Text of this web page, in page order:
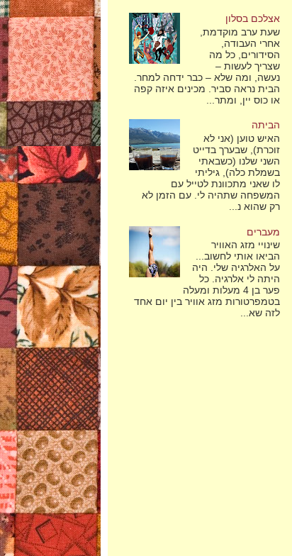
אצלכם בסלון
שעת ערב מוקדמת,
אחרי העבודה,
הסידורים, כל מה
שצריך לעשות –
נעשה, ומה שלא – כבר ידחה למחר.
הבית נראה סביר. מכינים איזה קפה
או כוס יין, ומתר...
הביתה
האיש טוען (אני לא
זוכרת), שבערך בדייט
השני שלנו (כשבאתי
בשמלת כלה), גיליתי
לו שאני מתכוונת לטייל עם
המשפחה שתהיה לי. עם הזמן לא
רק שהוא נ...
מעברים
שינויי מזג האוויר
הביאו אותי לחשוב...
על האלרגיה שלי. היה
היתה לי אלרגיה. כל
פער בן 4 מעלות ומעלה
בטמפרטורות מזג אוויר בין יום אחד
לזה שא...